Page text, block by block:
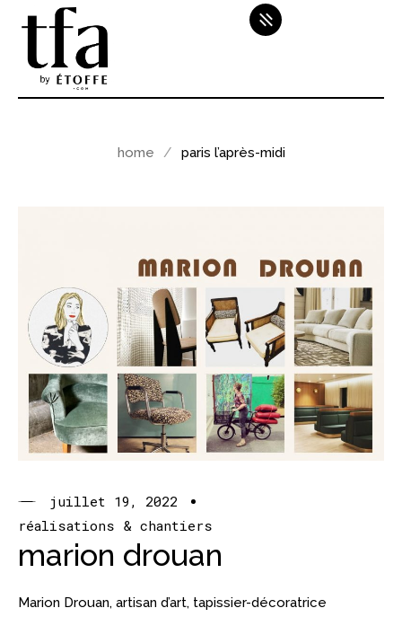
home paris l’après-midi
juillet 19, 2022
réalisations & chantiers
marion drouan
Marion Drouan, artisan d’art, tapissier-décoratrice